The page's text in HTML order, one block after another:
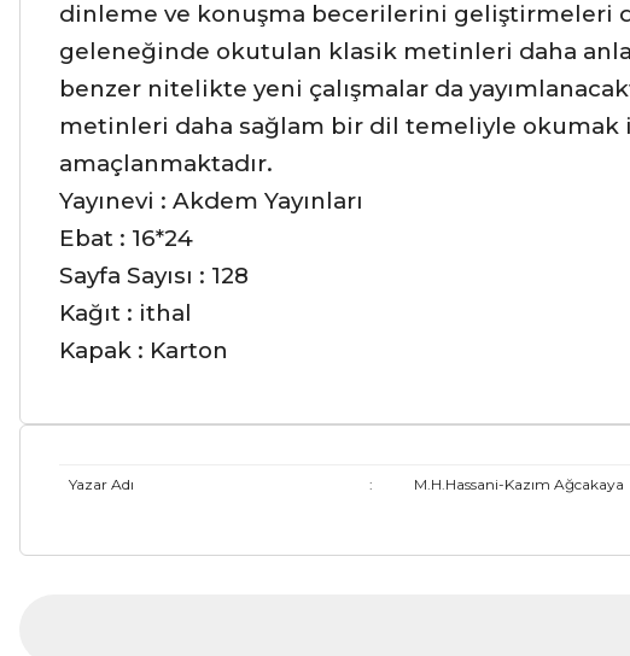
dinleme ve konuşma becerilerini geliştirmeleri
geleneğinde okutulan klasik metinleri daha
benzer nitelikte yeni çalışmalar da
metinleri daha sağlam bir dil temeliyle okumak
amaçlanmaktadır.
Yayınevi : Akdem Yayınları
Ebat : 16*24
Sayfa Sayısı : 128
Kağıt : ithal
Kapak : Karton
Yazar Adı : M.H.Hassani-Kazım Ağcakaya